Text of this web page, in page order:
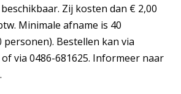
Zij kosten dan € 2,00
Minimale afname is 40
Bestellen kan via
via 0486-681625. Informeer naar